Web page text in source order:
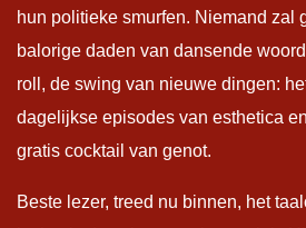
hun politieke smurfen. Niemand zal
balorige daden van dansende
roll, de swing van nieuwe dingen:
dagelijkse episodes van esthetica
gratis cocktail van genot.
Beste lezer, treed nu binnen, het